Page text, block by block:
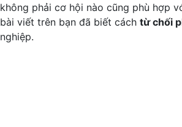
không phải cơ hội nào cũng phù hợp
bài viết trên bạn đã biết cách từ chối
nghiệp.